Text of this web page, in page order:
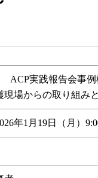
ACP実践報告会事例
現場からの取り組み
年1月19日（月）